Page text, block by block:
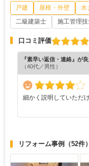
戸建 屋根・外壁 水
二級建築士
施工管理
口コミ評価
『素早い返信・連絡』が
（40代／男性）
細かく説明していただ
リフォーム事例 （52件）